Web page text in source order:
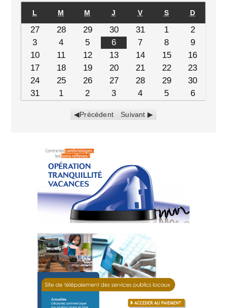
L M M J V S D
27 28 29 30 31 1
2
3
4 5 6 7 8
9
10
11 12 13 14 15
16
17
18 19 20 21 22
23
24
25 26 27 28 29
30
31
1 2 3 4 5 6
Précédent Suivant